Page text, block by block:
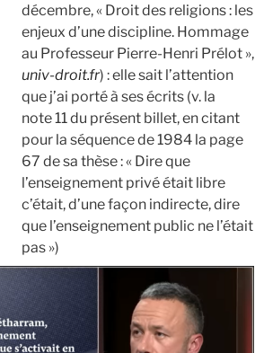
décembre, « Droit des religions : les
enjeux d’une discipline. Hommage
au Professeur Pierre-Henri Prélot »,
univ-droit.fr) : elle sait l’attention
que j’ai porté à ses écrits (v. la
note 11 du présent billet, en citant
pour la séquence de 1984 la page
67 de sa thèse : « Dire que
l’enseignement privé était libre
c’était, d’une façon indirecte, dire
que l’enseignement public ne l’était
pas »)